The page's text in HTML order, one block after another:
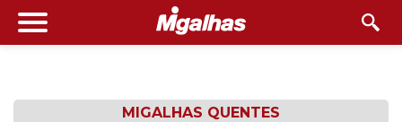
MIGALHAS QUENTES